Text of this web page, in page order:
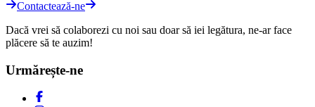
Contactează-ne
Dacă vrei să colaborezi cu noi sau doar să iei legătura, ne-ar face
plăcere să te auzim!
Urmărește-ne